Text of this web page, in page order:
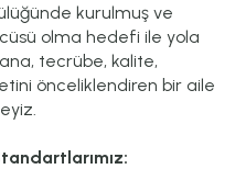
kurulmuş ve
olma hedefi ile yola
tecrübe, kalite,
önceliklendiren bir aile